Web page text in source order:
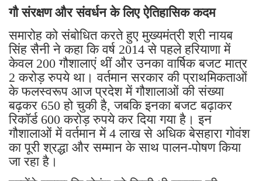
गौ संरक्षण और संवर्धन के लिए ऐतिहासिक कदम
समारोह को संबोधित करते हुए मुख्यमंत्री श्री नायब
सिंह सैनी ने कहा कि वर्ष 2014 से पहले हरियाणा में
केवल 200 गौशालाएं थीं और उनका वार्षिक बजट मात्र
2 करोड़ रुपये था। वर्तमान सरकार की प्राथमिकताओं
के फलस्वरूप आज प्रदेश में गौशालाओं की संख्या
बढ़कर 650 हो चुकी है, जबकि इनका बजट बढ़ाकर
रिकॉर्ड 600 करोड़ रुपये कर दिया गया है। इन
गौशालाओं में वर्तमान में 4 लाख से अधिक बेसहारा गोवंश
का पूरी श्रद्धा और सम्मान के साथ पालन-पोषण किया
जा रहा है।